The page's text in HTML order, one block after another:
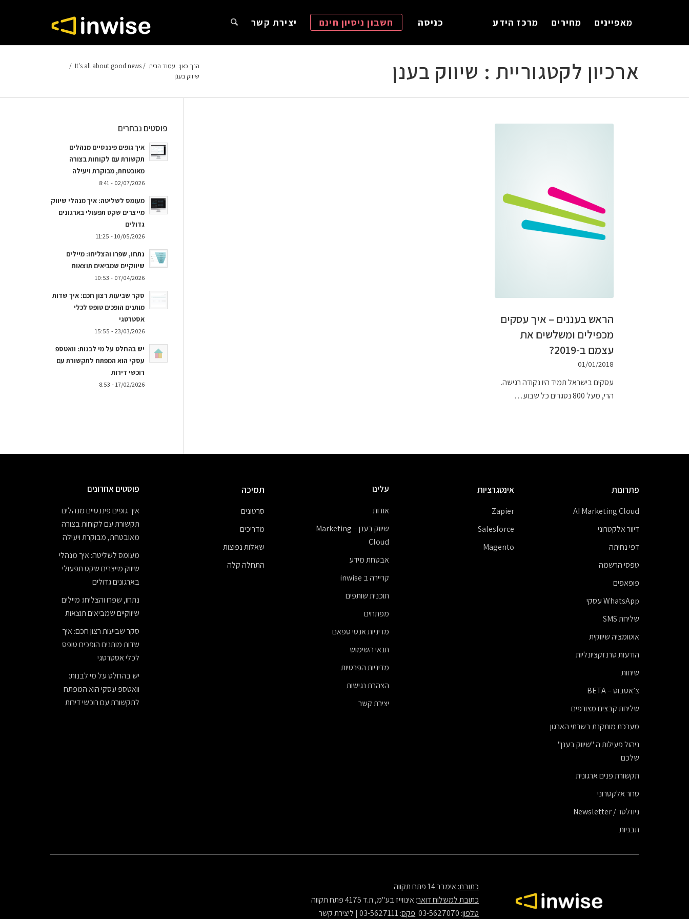
מאפיינים מחירים מרכז הידע כניסה חשבון ניסיון חינם יצירת קשר
ארכיון לקטגוריית : שיווק בענן הנך כאן: עמוד הבית /
It's all about good news
/
שיווק בענן
הראש בעננים – איך עסקים
מכפילים ומשלשים את
עצמם ב-2019?
01/01/2018
עסקים בישראל תמיד היו נקודה רגישה.
הרי, מעל 800 נסגרים כל שבוע…
פוסטים נבחרים
איך גופים פיננסיים מנהלים
תקשורת עם לקוחות בצורה
מאובטחת, מבוקרת ויעילה
02/07/2026 - 8:41
מעומס לשליטה: איך מנהלי שיווק
מייצרים שקט תפעולי בארגונים
גדולים
10/05/2026 - 11:25
נתחו, שפרו והצליחו: מיילים
שיווקיים שמביאים תוצאות
07/04/2026 - 10:53
סקר שביעות רצון חכם: איך שדות
מותנים הופכים טופס לכלי
אסטרטגי
23/03/2026 - 15:55
יש בהחלט על מי לבנות: וואטספ
עסקי הוא המפתח לתקשורת עם
רוכשי דירות
17/02/2026 - 8:53
פתרונות
AI Marketing Cloud
דיוור אלקטרוני
דפי נחיתה
טפסי הרשמה
פופאפים
WhatsApp עסקי
שליחת SMS
אוטומציה שיווקית
הודעות טרנזקציונליות
שיחות
צ’אטבוט – BETA
שליחת קבצים מצורפים
מערכת מותקנת בשרתי הארגון
ניהול פעילות ה "שיווק בענן"
שלכם
תקשורת פנים ארגונית
סחר אלקטרוני
ניוזלטר / Newsletter
תבניות
אינטגרציות
Zapier
Salesforce
Magento
עלינו
אודות
שיווק בענן – Marketing
Cloud
אבטחת מידע
קריירה ב inwise
תוכנית שותפים
מפתחים
מדיניות אנטי ספאם
תנאי השימוש
מדיניות הפרטיות
הצהרת נגישות
יצירת קשר
תמיכה
סרטונים
מדריכים
שאלות נפוצות
התחלה קלה
פוסטים אחרונים
איך גופים פיננסיים מנהלים
תקשורת עם לקוחות בצורה
מאובטחת, מבוקרת ויעילה
מעומס לשליטה: איך מנהלי
שיווק מייצרים שקט תפעולי
בארגונים גדולים
נתחו, שפרו והצליחו: מיילים
שיווקיים שמביאים תוצאות
סקר שביעות רצון חכם: איך
שדות מותנים הופכים טופס
לכלי אסטרטגי
יש בהחלט על מי לבנות:
וואטספ עסקי הוא המפתח
לתקשורת עם רוכשי דירות
כתובת: אימבר 14 פתח תקווה
כתובת למשלוח דואר: אינווייז בע"מ, ת.ד 4175 פתח תקווה
טלפון: 03-5627070 פקס: 03-5627111 | ליצירת קשר